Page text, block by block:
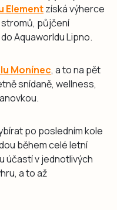
Elementzíská výherce
stromů, půjčení
Aquaworldu Lipno.
Monínec, a to na pět
snídaně, wellness,
po posledním kole
během celé letní
účastí v jednotlivých
a to až